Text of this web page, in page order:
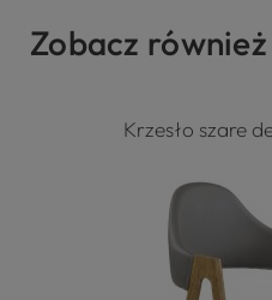
Zobacz również
Krzesło szare